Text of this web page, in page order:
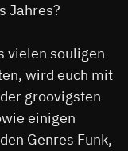
Jahres?
vielen souligen
wird euch mit
groovigsten
einigen
Genres Funk,